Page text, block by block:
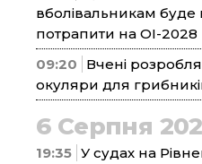
вболівальникам буде
потрапити на ОІ-2028
09:20
Вчені
окуляри для
6 Серпня
19:35 У судах на